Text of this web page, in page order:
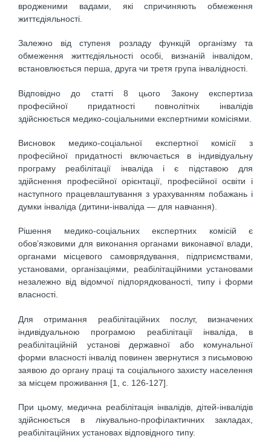
вродженими вадами, які спричиняють обмеження
життєдіяльності.
Залежно від ступеня розладу функцій організму та
обмеження життєдіяльності особі, визнаній інвалідом,
встановлюється перша, друга чи третя група інвалідності.
Відповідно до статті 8 цього Закону експертиза
професійної придатності повнолітніх інвалідів
здійснюється медико-соціальними експертними комісіями.
Висновок медико-соціальної експертної комісії з
професійної придатності включається в індивідуальну
програму реабілітації інваліда і є підставою для
здійснення професійної орієнтації, професійної освіти і
наступного працевлаштування з урахуванням побажань і
думки інваліда (дитини-інваліда — для навчання).
Рішення медико-соціальних експертних комісій є
обов’язковими для виконання органами виконавчої влади,
органами місцевого самоврядування, підприємствами,
установами, організаціями, реабілітаційними установами
незалежно від відомчої підпорядкованості, типу і форми
власності.
Для отримання реабілітаційних послуг, визначених
індивідуальною програмою реабілітації інваліда, в
реабілітаційній установі державної або комунальної
форми власності інвалід повинен звернутися з письмовою
заявою до органу праці та соціального захисту населення
за місцем проживання [1, c. 126-127].
При цьому, медична реабілітація інвалідів, дітей-інвалідів
здійснюється в лікувально-профілактичних закладах,
реабілітаційних установах відповідного типу.